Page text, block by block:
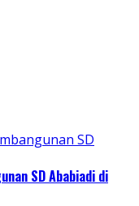
SD Ababiadi di